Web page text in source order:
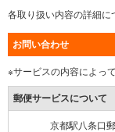
各取り扱い内容の詳細に
お問い合わせ
※サービスの内容によっ
郵便サービスについて
京都駅八条口